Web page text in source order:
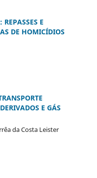
E
DE HOMICÍDIOS
E GÁS
da Costa Leister